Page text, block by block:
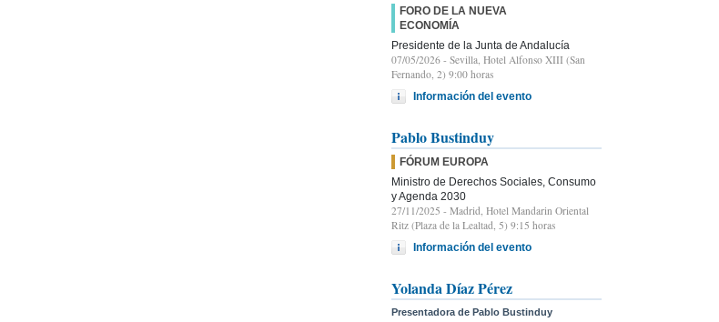
FORO DE LA NUEVA
ECONOMÍA
Presidente de la Junta de Andalucía
07/05/2026 - Sevilla, Hotel Alfonso XIII (San
Fernando, 2) 9:00 horas
Información del evento
Pablo Bustinduy
FÓRUM EUROPA
Ministro de Derechos Sociales, Consumo
y Agenda 2030
27/11/2025 - Madrid, Hotel Mandarin Oriental
Ritz (Plaza de la Lealtad, 5) 9:15 horas
Información del evento
Yolanda Díaz Pérez
Presentadora de Pablo Bustinduy